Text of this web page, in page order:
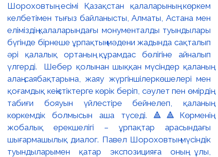
Шороховтың есімі Қазақстан қалаларының көркем
келбетімен тығыз байланысты, Алматы, Астана мен
еліміздің қалаларындағы монументалды туындылары
бүгінде бірнеше ұрпақтың мәдени жадында сақталып
әрі қалалық ортаның құрамдас бөлігіне айналып
үлгерді. Шебер қолынан шыққан мүсіндер қаланың
алаң-саябақтарына, жаяу жүргіншілеркөшелері мен
қоғамдық кеңістіктерге көрік беріп, сәулет пен өмірдің
табиғи бояуын үйлестіре бейнелеп, қаланың
көркемдік болмысын аша түседі. 🔺🔺Көрменің
жобалық ерекшелігі – ұрпақтар арасындағы
шығармашылық диалог. Павел Шороховтың мүсіндік
туындыларымен қатар экспозицияға оның ұлы,